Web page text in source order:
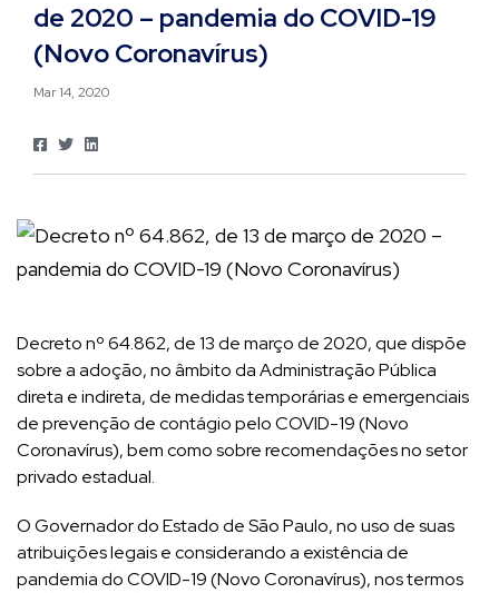
de 2020 – pandemia do COVID-19
(Novo Coronavírus)
Mar 14, 2020
Decreto nº 64.862, de 13 de março de 2020, que dispõe
sobre a adoção, no âmbito da Administração Pública
direta e indireta, de medidas temporárias e emergenciais
de prevenção de contágio pelo COVID-19 (Novo
Coronavírus), bem como sobre recomendações no setor
privado estadual.
O Governador do Estado de São Paulo, no uso de suas
atribuições legais e considerando a existência de
pandemia do COVID-19 (Novo Coronavírus), nos termos